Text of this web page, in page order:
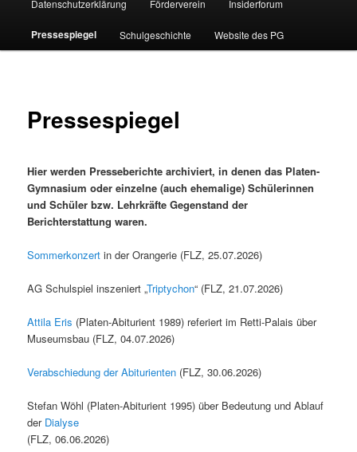
Datenschutzerklärung Förderverein Insiderforum
Pressespiegel Schulgeschichte Website des PG
Pressespiegel
Hier werden Presseberichte archiviert, in denen das Platen-
Gymnasium oder einzelne (auch ehemalige) Schülerinnen
und Schüler bzw. Lehrkräfte Gegenstand der
Berichterstattung waren.
Sommerkonzert in der Orangerie (FLZ, 25.07.2026)
AG Schulspiel inszeniert „Triptychon“ (FLZ, 21.07.2026)
Attila Eris (Platen-Abiturient 1989) referiert im Retti-Palais über
Museumsbau (FLZ, 04.07.2026)
Verabschiedung der Abiturienten (FLZ, 30.06.2026)
Stefan Wöhl (Platen-Abiturient 1995) über Bedeutung und Ablauf
der Dialyse
(FLZ, 06.06.2026)